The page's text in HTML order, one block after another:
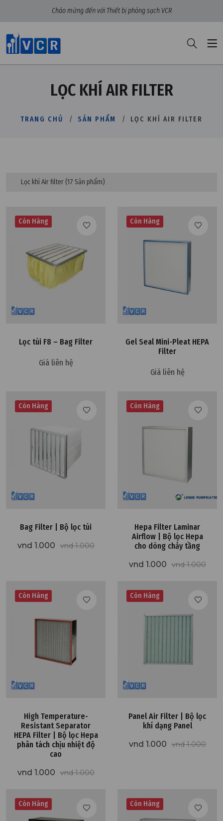
Chào mừng đến với Thiết bị phòng sạch VCR
LỌC KHÍ AIR FILTER
TRANG CHỦ SẢN PHẨM LỌC KHÍ AIR FILTER
Lọc khí Air filter (17 Sản phẩm)
Còn Hàng
Lọc túi F8 – Bag Filter
Giá liên hệ
Còn Hàng
Gel Seal Mini-Pleat HEPA
Filter
Giá liên hệ
Còn Hàng
Bag Filter | Bộ lọc túi
vnd 1.000 vnd 1.000
Còn Hàng
Hepa Filter Laminar
Airflow | Bộ lọc Hepa
cho dòng chảy tầng
vnd 1.000 vnd 1.000
Còn Hàng
High Temperature-
Resistant Separator
HEPA Filter | Bộ lọc Hepa
phân tách chịu nhiệt độ
cao
vnd 1.000 vnd 1.000
Còn Hàng
Panel Air Filter | Bộ lọc
khí dạng Panel
vnd 1.000 vnd 1.000
Còn Hàng Còn Hàng